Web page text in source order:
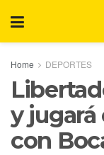
Home DEPORTES
y jugará
con